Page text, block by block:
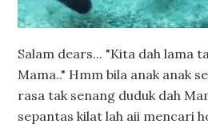
Salam dears... "Kita dah lama
Mama.." Hmm bila anak anak
rasa tak senang duduk dah
sepantas kilat lah aii mencari